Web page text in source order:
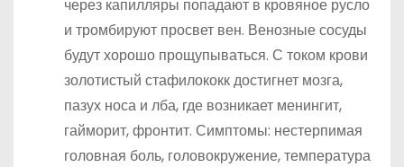
через капилляры попадают в кровяное русло
и тромбируют просвет вен. Венозные сосуды
будут хорошо прощупываться. С током крови
золотистый стафилококк достигнет мозга,
пазух носа и лба, где возникает менингит,
гайморит, фронтит. Симптомы: нестерпимая
головная боль, головокружение, температура